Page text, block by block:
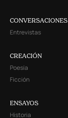
CONVERSACIONES
Entrevistas
CREACIÓN
Poesía
Ficción
ENSAYOS
Historia